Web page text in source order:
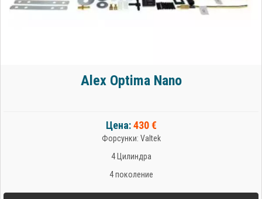
Alex Optima Nano
Цена:430 €
Форсунки: Valtek
4 Цилиндра
4 поколение